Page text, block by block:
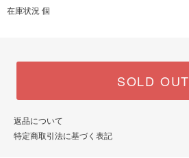
在庫状況 個
SOLD OUT
返品について
特定商取引法に基づく表記